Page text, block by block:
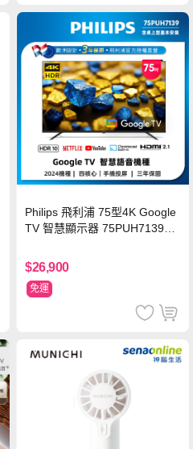
Philips 飛利浦 75型4K Google
TV 智慧顯示器 75PUH7139
$26,900
免運